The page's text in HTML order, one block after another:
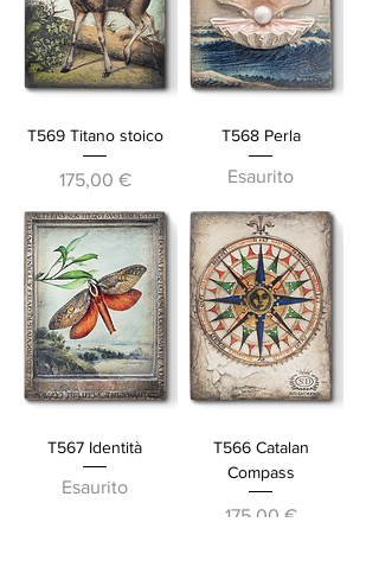
T569 Titano stoico
Prezzo
175,00 €
T568 Perla
Esaurito
T567 Identità
Esaurito
T566 Catalan
Compass
Prezzo
175,00 €